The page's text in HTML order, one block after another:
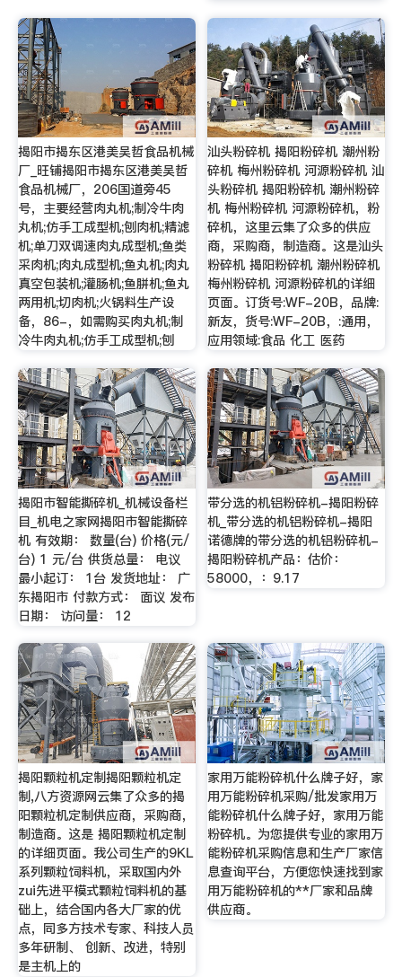
揭阳市揭东区港美吴哲食品机械
厂_旺铺揭阳市揭东区港美吴哲
食品机械厂，206国道旁45
号，主要经营肉丸机;制冷牛肉
丸机;仿手工成型机;刨肉机;精滤
机;单刀双调速肉丸成型机;鱼类
采肉机;肉丸成型机;鱼丸机;肉丸
真空包装机;灌肠机;鱼胼机;鱼丸
两用机;切肉机;火锅料生产设
备，86-，如需购买肉丸机;制
冷牛肉丸机;仿手工成型机;刨
汕头粉碎机 揭阳粉碎机 潮州粉
碎机 梅州粉碎机 河源粉碎机 汕
头粉碎机 揭阳粉碎机 潮州粉碎
机 梅州粉碎机 河源粉碎机，粉
碎机，这里云集了众多的供应
商，采购商，制造商。这是汕头
粉碎机 揭阳粉碎机 潮州粉碎机
梅州粉碎机 河源粉碎机的详细
页面。订货号:WF-20B，品牌:
新友，货号:WF-20B，:通用，
应用领域:食品 化工 医药
揭阳市智能撕碎机_机械设备栏
目_机电之家网揭阳市智能撕碎
机 有效期： 数量(台) 价格(元/
台) 1 元/台 供货总量： 电议
最小起订： 1台 发货地址： 广
东揭阳市 付款方式： 面议 发布
日期： 访问量： 12
带分选的机铝粉碎机-揭阳粉碎
机_带分选的机铝粉碎机-揭阳
诺德牌的带分选的机铝粉碎机-
揭阳粉碎机产品：估价：
58000，：9.17
揭阳颗粒机定制揭阳颗粒机定
制,八方资源网云集了众多的揭
阳颗粒机定制供应商，采购商，
制造商。这是 揭阳颗粒机定制
的详细页面。我公司生产的9KL
系列颗粒饲料机，采取国内外
zui先进平模式颗粒饲料机的基
础上，结合国内各大厂家的优
点，同多方技术专家、科技人员
多年研制、 创新、改进，特别
是主机上的
家用万能粉碎机什么牌子好，家
用万能粉碎机采购/批发家用万
能粉碎机什么牌子好，家用万能
粉碎机。为您提供专业的家用万
能粉碎机采购信息和生产厂家信
息查询平台，方便您快速找到家
用万能粉碎机的**厂家和品牌
供应商。